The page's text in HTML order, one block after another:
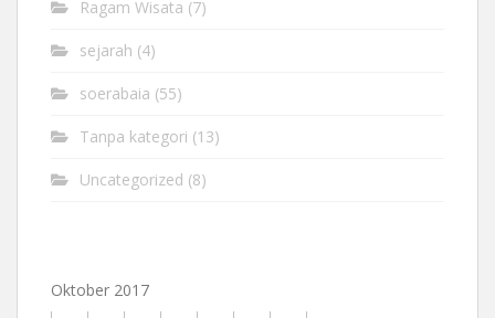
Ragam Wisata (7)
sejarah (4)
soerabaia (55)
Tanpa kategori (13)
Uncategorized (8)
Oktober 2017